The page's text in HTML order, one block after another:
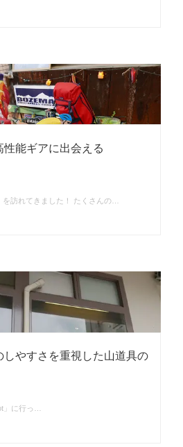
能ギアに出会える
訪れてきました！ たくさんの…
しやすさを重視した山道具の
」に行っ…